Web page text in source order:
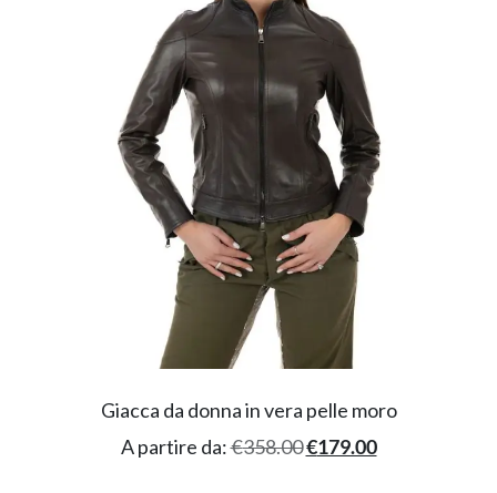
Giacca da donna in vera pelle moro
A partire da:€358.00€179.00